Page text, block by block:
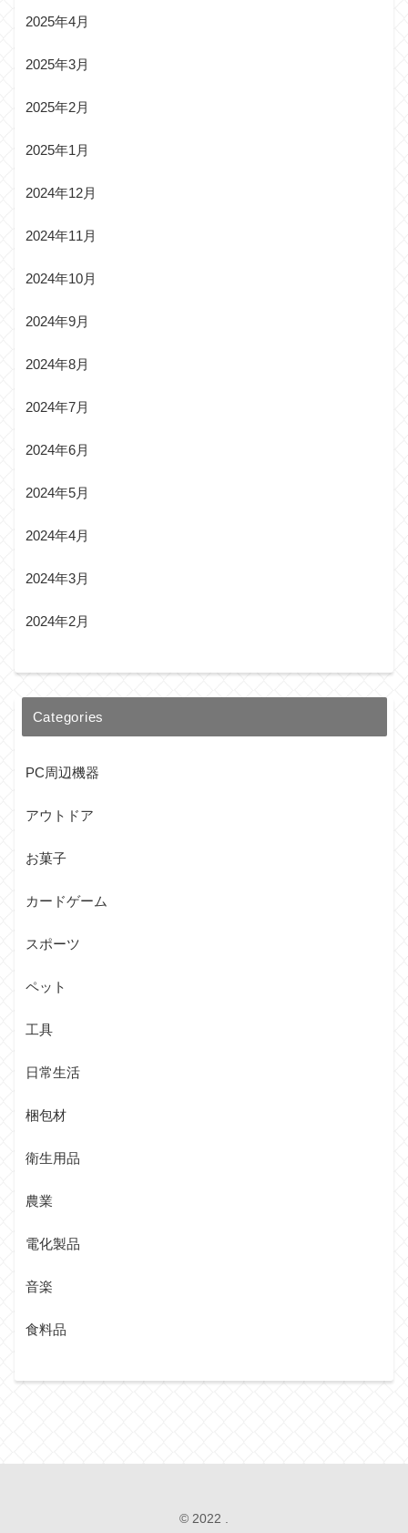
2025年4月
2025年3月
2025年2月
2025年1月
2024年12月
2024年11月
2024年10月
2024年9月
2024年8月
2024年7月
2024年6月
2024年5月
2024年4月
2024年3月
2024年2月
Categories
PC周辺機器
アウトドア
お菓子
カードゲーム
スポーツ
ペット
工具
日常生活
梱包材
衛生用品
農業
電化製品
音楽
食料品
© 2022 .